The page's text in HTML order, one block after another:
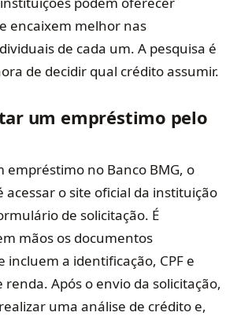
encaixem melhor nas
de cada um. A pesquisa é
de decidir qual crédito assumir.
um empréstimo pelo
empréstimo no Banco BMG, o
acessar o site oficial da instituição
de solicitação. É
mãos os documentos
incluem a identificação, CPF e
Após o envio da solicitação,
uma análise de crédito e,